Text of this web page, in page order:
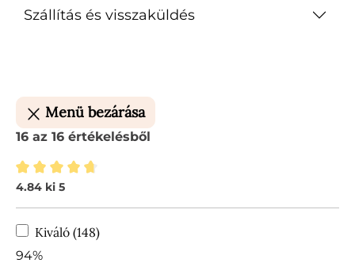
Szállítás és visszaküldés
Menü bezárása
16 az 16 értékelésből
Átlagos értékelés 4.84 a 5 csillagból
4.84 ki 5
Kiváló (148)
94%